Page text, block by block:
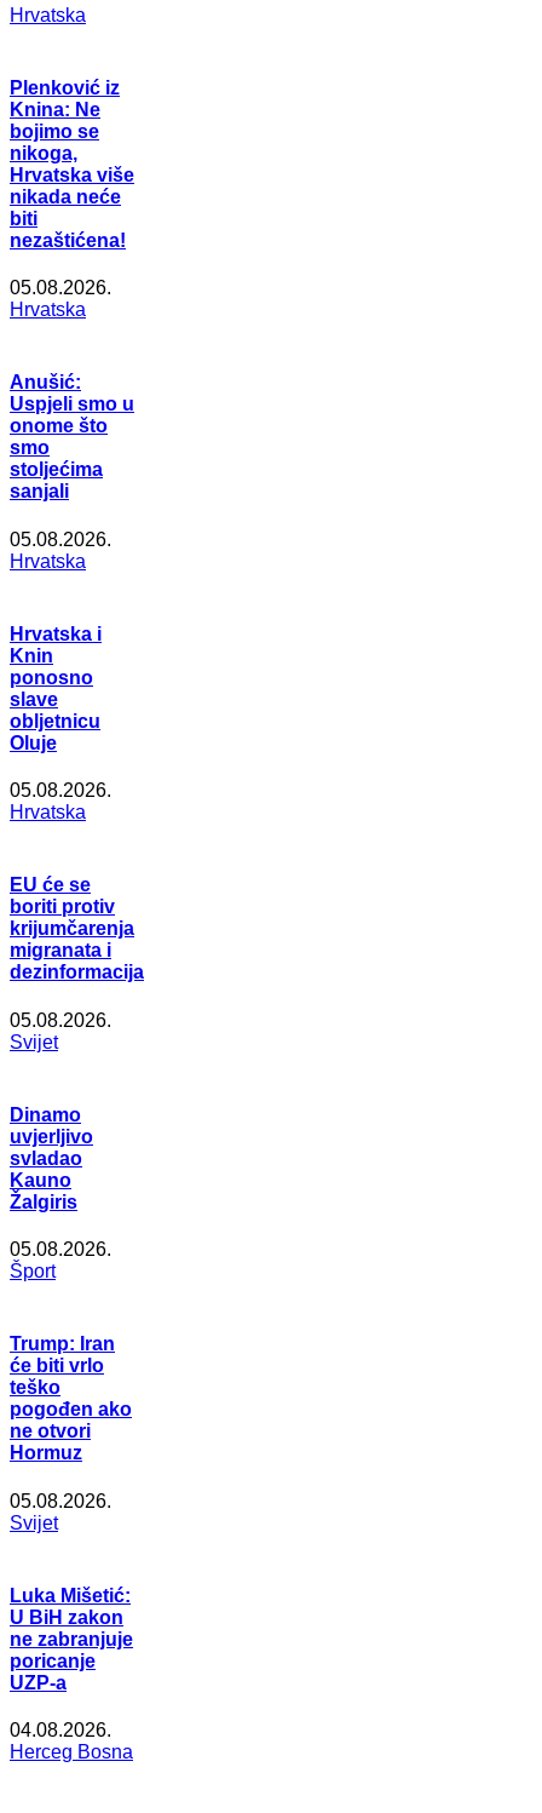
Hrvatska
Plenković iz
Knina: Ne
bojimo se
nikoga,
Hrvatska više
nikada neće
biti
nezaštićena!
05.08.2026.
Hrvatska
Anušić:
Uspjeli smo u
onome što
smo
stoljećima
sanjali
05.08.2026.
Hrvatska
Hrvatska i
Knin
ponosno
slave
obljetnicu
Oluje
05.08.2026.
Hrvatska
EU će se
boriti protiv
krijumčarenja
migranata i
dezinformacija
05.08.2026.
Svijet
Dinamo
uvjerljivo
svladao
Kauno
Žalgiris
05.08.2026.
Šport
Trump: Iran
će biti vrlo
teško
pogođen ako
ne otvori
Hormuz
05.08.2026.
Svijet
Luka Mišetić:
U BiH zakon
ne zabranjuje
poricanje
UZP-a
04.08.2026.
Herceg Bosna